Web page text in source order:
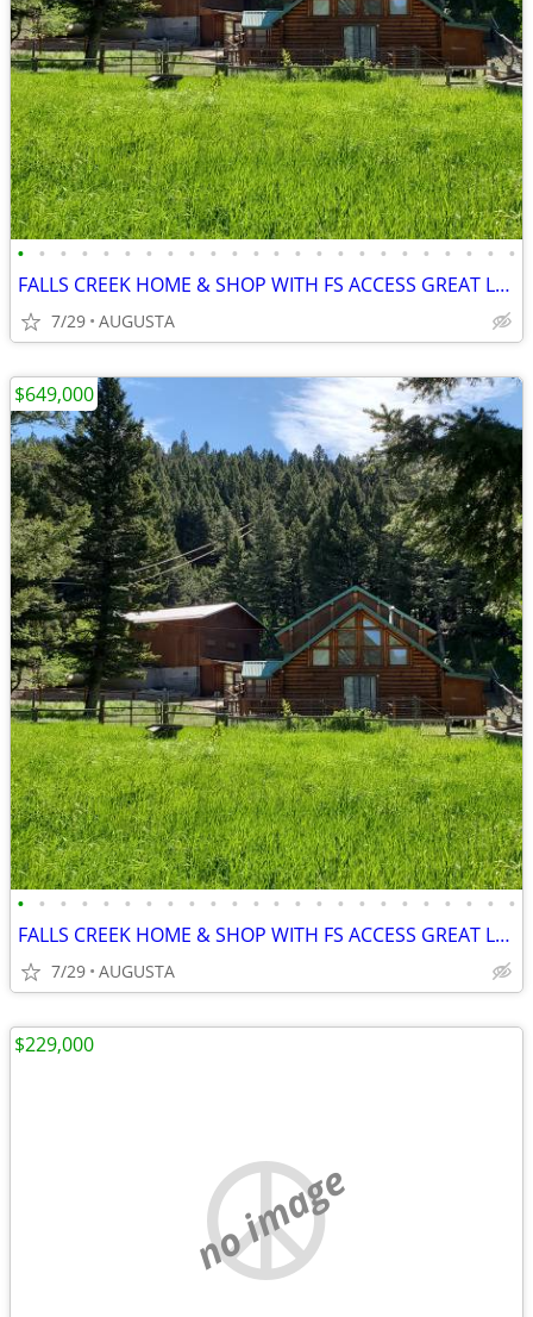
• • • • • • • • • • • • • • • • • • • • • • • •
FALLS CREEK HOME & SHOP WITH FS ACCESS GREAT LOCATION
7/29 AUGUSTA
• • • • • • • • • • • • • • • • • • • • • • • •
FALLS CREEK HOME & SHOP WITH FS ACCESS GREAT LOCATION
7/29 AUGUSTA
$649,000
no image
$229,000